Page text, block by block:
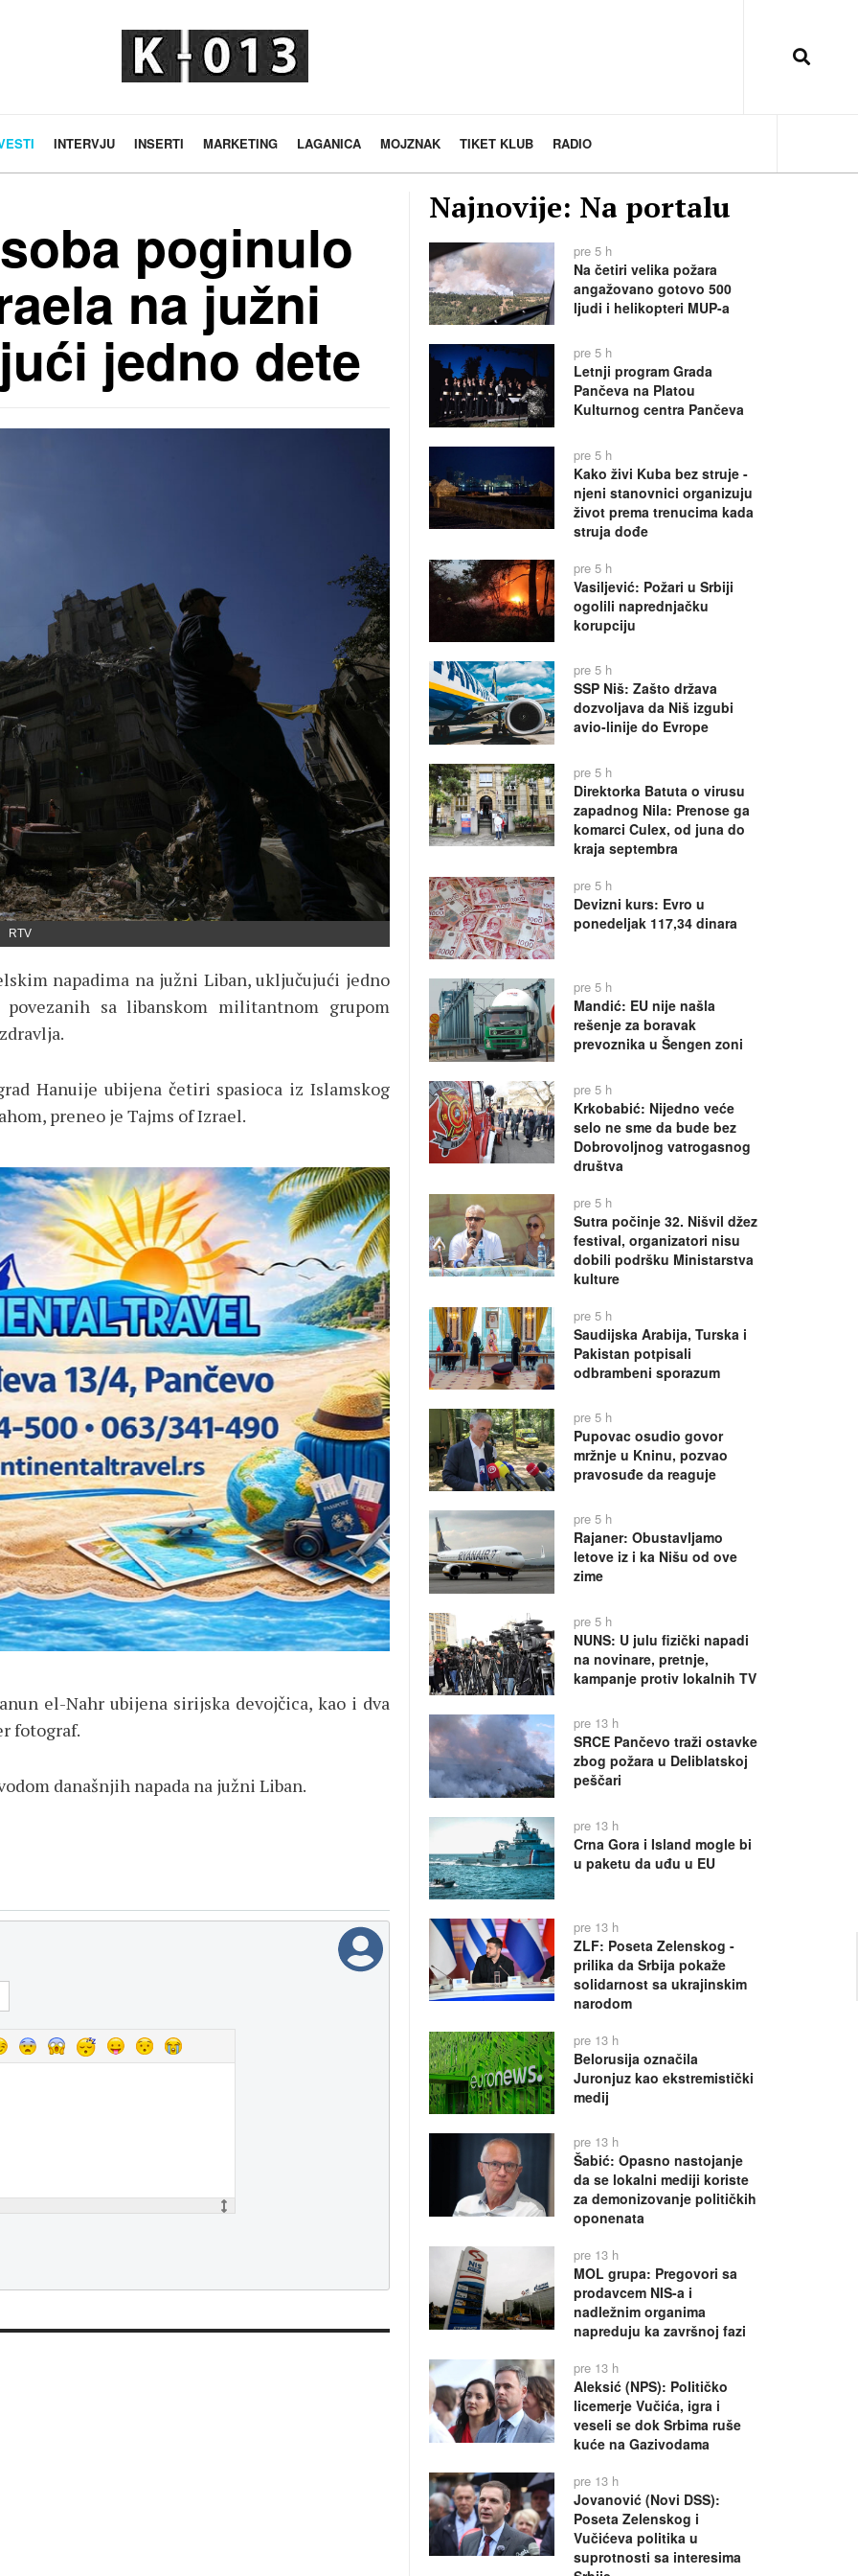
INTERVJU INSERTI MARKETING LAGANICA MOJZNAK TIKET KLUB RADIO
poginulo
na južni
jedno dete
RTV
napadima na južni Liban, uključujući jedno
sa libanskom militantnom grupom
Hanuije ubijena četiri spasioca iz Islamskog
preneo je Tajms of Izrael.
el-Nahr ubijena sirijska devojčica, kao i dva
fotograf.
današnjih napada na južni Liban.
Najnovije: Na portalu
pre 5 h
Na četiri velika požara
angažovano gotovo 500
ljudi i helikopteri MUP-a
pre 5 h
Letnji program Grada
Pančeva na Platou
Kulturnog centra Pančeva
pre 5 h
Kako živi Kuba bez struje -
njeni stanovnici organizuju
život prema trenucima kada
struja dođe
pre 5 h
Vasiljević: Požari u Srbiji
ogolili naprednjačku
korupciju
pre 5 h
SSP Niš: Zašto država
dozvoljava da Niš izgubi
avio-linije do Evrope
pre 5 h
Direktorka Batuta o virusu
zapadnog Nila: Prenose ga
komarci Culex, od juna do
kraja septembra
pre 5 h
Devizni kurs: Evro u
ponedeljak 117,34 dinara
pre 5 h
Mandić: EU nije našla
rešenje za boravak
prevoznika u Šengen zoni
pre 5 h
Krkobabić: Nijedno veće
selo ne sme da bude bez
Dobrovoljnog vatrogasnog
društva
pre 5 h
Sutra počinje 32. Nišvil džez
festival, organizatori nisu
dobili podršku Ministarstva
kulture
pre 5 h
Saudijska Arabija, Turska i
Pakistan potpisali
odbrambeni sporazum
pre 5 h
Pupovac osudio govor
mržnje u Kninu, pozvao
pravosuđe da reaguje
pre 5 h
Rajaner: Obustavljamo
letove iz i ka Nišu od ove
zime
pre 5 h
NUNS: U julu fizički napadi
na novinare, pretnje,
kampanje protiv lokalnih TV
pre 13 h
SRCE Pančevo traži ostavke
zbog požara u Deliblatskoj
peščari
pre 13 h
Crna Gora i Island mogle bi
u paketu da uđu u EU
pre 13 h
ZLF: Poseta Zelenskog -
prilika da Srbija pokaže
solidarnost sa ukrajinskim
narodom
pre 13 h
Belorusija označila
Juronjuz kao ekstremistički
medij
pre 13 h
Šabić: Opasno nastojanje
da se lokalni mediji koriste
za demonizovanje političkih
oponenata
pre 13 h
MOL grupa: Pregovori sa
prodavcem NIS-a i
nadležnim organima
napreduju ka završnoj fazi
pre 13 h
Aleksić (NPS): Političko
licemerje Vučića, igra i
veseli se dok Srbima ruše
kuće na Gazivodama
pre 13 h
Jovanović (Novi DSS):
Poseta Zelenskog i
Vučićeva politika u
suprotnosti sa interesima